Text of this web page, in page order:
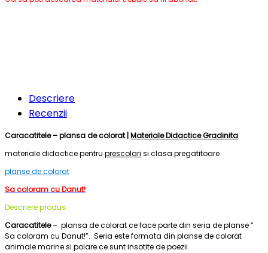
Descriere
Recenzii
Caracatitele – plansa de colorat | Materiale Didactice Gradinita
materiale didactice pentru prescolari si clasa pregatitoare
planse de colorat
Sa coloram cu Danut!
Descriere produs:
Caracatitele– plansa de colorat ce face parte din seria de planse ”
Sa coloram cu Danut!”. Seria este formata din planse de colorat
animale marine si polare ce sunt insotite de poezii.